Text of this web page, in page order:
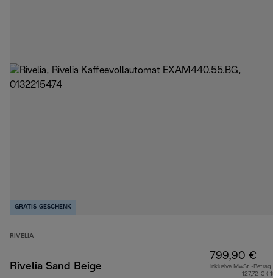
GRATIS-GESCHENK
RIVELIA
Rivelia Sand Beige
799,90 €
Inklusive MwSt.-Betrag
127,72 € (